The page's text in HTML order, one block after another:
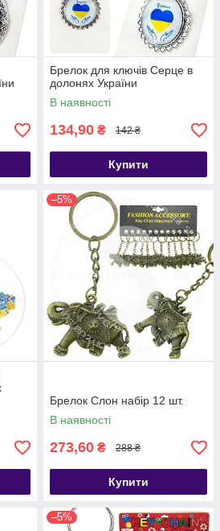
Брелок для ключів Серце в
долонях України
В наявності
134,90 ₴ 142 ₴
Купити
–5%
Брелок Слон набір 12 шт.
В наявності
273,60 ₴ 288 ₴
Купити
–5%